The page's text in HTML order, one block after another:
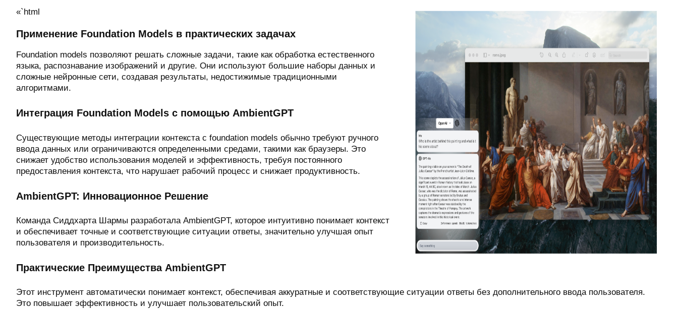
«`html
Применение Foundation Models в практических задачах
Foundation models позволяют решать сложные задачи, такие как обработка естественного
языка, распознавание изображений и другие. Они используют большие наборы данных и
сложные нейронные сети, создавая результаты, недостижимые традиционными
алгоритмами.
Интеграция Foundation Models с помощью AmbientGPT
Существующие методы интеграции контекста с foundation models обычно требуют ручного
ввода данных или ограничиваются определенными средами, такими как браузеры. Это
снижает удобство использования моделей и эффективность, требуя постоянного
предоставления контекста, что нарушает рабочий процесс и снижает продуктивность.
AmbientGPT: Инновационное Решение
Команда Сиддхарта Шармы разработала AmbientGPT, которое интуитивно понимает контекст
и обеспечивает точные и соответствующие ситуации ответы, значительно улучшая опыт
пользователя и производительность.
Практические Преимущества AmbientGPT
Этот инструмент автоматически понимает контекст, обеспечивая аккуратные и соответствующие ситуации ответы без дополнительного ввода пользователя.
Это повышает эффективность и улучшает пользовательский опыт.